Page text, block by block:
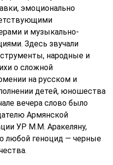
эмоционально
и музыкально-
Здесь звучали
народные и
о сложной
на русском и
детей, юношества
вечера слово было
Армянской
УР М.М. Аракеляну,
любой геноцид — черные